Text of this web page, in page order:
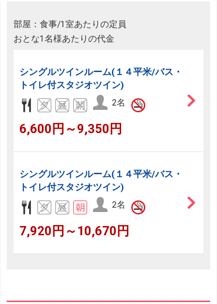
部屋：食事/1室あたりの定員
おとな1名様あたりの代金
シングルツインルーム(１４平米/バス・
トイレ付スタジオツイン)
2名
6,600円～9,350円
シングルツインルーム(１４平米/バス・
トイレ付スタジオツイン)
2名
7,920円～10,670円